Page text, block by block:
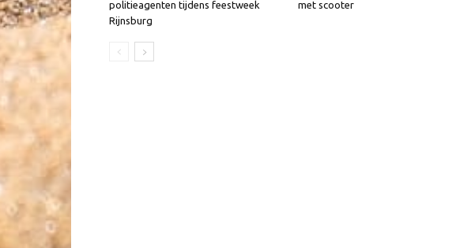
politieagenten tijdens feestweek
Rijnsburg
met scooter